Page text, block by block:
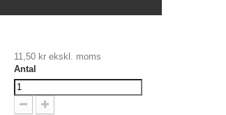
11,50 kr ekskl. moms
Antal